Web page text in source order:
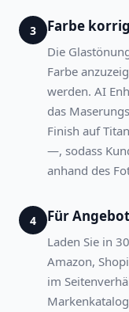
3 Farbe
Die
Farbe
werden. AI
das
Finish auf
—, sodass
anhand des
4 Für
Laden Sie in
Amazon,
im